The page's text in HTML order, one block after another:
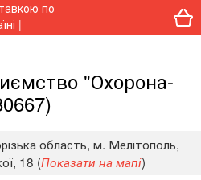
"Охорона-
область, м. Мелітополь,
18 (Показати на мапі)